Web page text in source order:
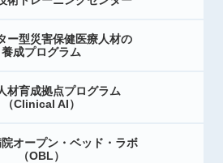
ー型災害保健医療人材の
養成プログラム
材育成拠点プログラム
（Clinical AI）
オープン・ベッド・ラボ
（OBL）